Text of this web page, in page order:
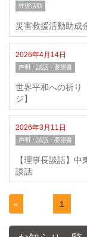
救援活動
災害救援活動助成
2026年4月14日
声明・談話・要望書
世界平和への祈り
ジ】
2026年3月11日
声明・談話・要望書
【理事長談話】
談話
« １